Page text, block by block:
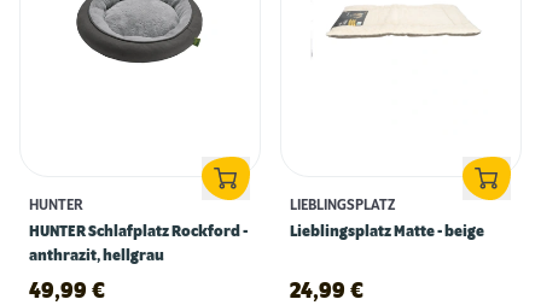
HUNTER
HUNTER Schlafplatz Rockford -
anthrazit, hellgrau
49,99 €
LIEBLINGSPLATZ
Lieblingsplatz Matte - beige
24,99 €